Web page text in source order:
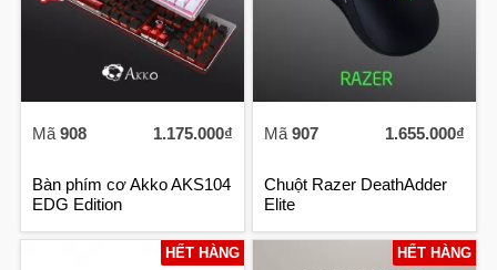
Mã 908 1.175.000₫
Bàn phím cơ Akko AKS104
EDG Edition
Mã 907 1.655.000₫
Chuột Razer DeathAdder
Elite
HẾT HÀNG HẾT HÀNG